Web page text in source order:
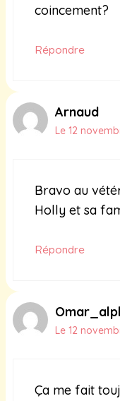
coincement?
Répondre
Arnaud
Le 12
Bravo au
Holly et sa
Répondre
Le 12
Ça me fait